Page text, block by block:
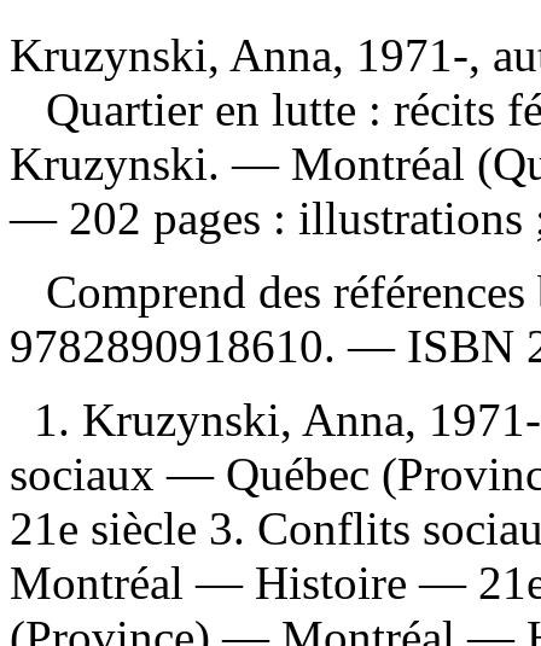
Kruzynski, Anna, 1971-,
Quartier en lutte : récits
Kruzynski. — Montréal
— 202 pages : illustrations
Comprend des
9782890918610. — ISBN
1. Kruzynski, Anna,
sociaux — Québec
21e siècle 3. Conflits
Montréal — Histoire —